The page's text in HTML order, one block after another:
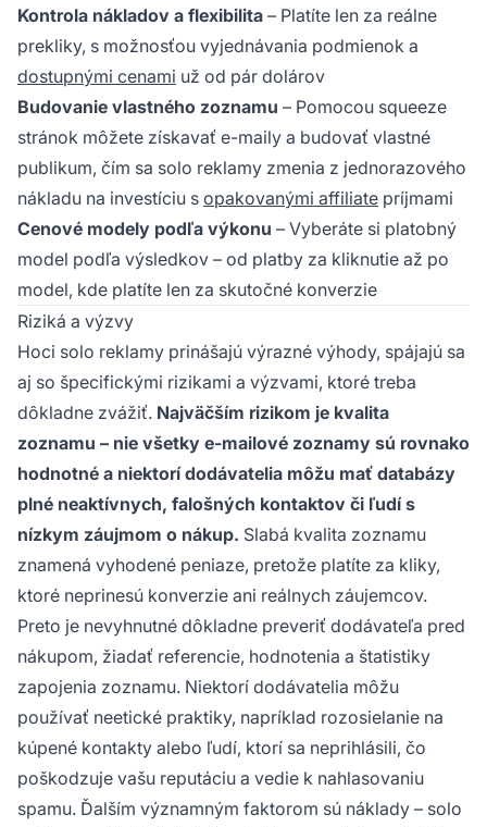
Kontrola nákladov a flexibilita – Platíte len za reálne
prekliky, s možnosťou vyjednávania podmienok a
dostupnými cenami už od pár dolárov
Budovanie vlastného zoznamu – Pomocou squeeze
stránok môžete získavať e-maily a budovať vlastné
publikum, čím sa solo reklamy zmenia z jednorazového
nákladu na investíciu s opakovanými affiliate príjmami
Cenové modely podľa výkonu – Vyberáte si platobný
model podľa výsledkov – od platby za kliknutie až po
model, kde platíte len za skutočné konverzie
Riziká a výzvy
Hoci solo reklamy prinášajú výrazné výhody, spájajú sa
aj so špecifickými rizikami a výzvami, ktoré treba
dôkladne zvážiť. Najväčším rizikom je kvalita
zoznamu – nie všetky e-mailové zoznamy sú rovnako
hodnotné a niektorí dodávatelia môžu mať databázy
plné neaktívnych, falošných kontaktov či ľudí s
nízkym záujmom o nákup. Slabá kvalita zoznamu
znamená vyhodené peniaze, pretože platíte za kliky,
ktoré neprinesú konverzie ani reálnych záujemcov.
Preto je nevyhnutné dôkladne preveriť dodávateľa pred
nákupom, žiadať referencie, hodnotenia a štatistiky
zapojenia zoznamu. Niektorí dodávatelia môžu
používať neetické praktiky, napríklad rozosielanie na
kúpené kontakty alebo ľudí, ktorí sa neprihlásili, čo
poškodzuje vašu reputáciu a vedie k nahlasovaniu
spamu. Ďalším významným faktorom sú náklady – solo